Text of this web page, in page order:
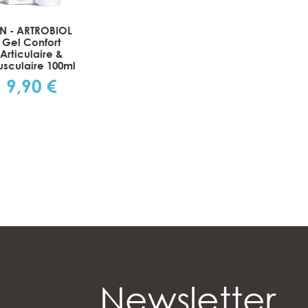
- ARTROBIOL
Gel Confort
Articulaire &
100ml
Prix
9,90 €
Newsletter